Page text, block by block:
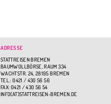
ADRESSE
STATTREISEN BREMEN
BAUMWOLLBÖRSE, RAUM 334
WACHTSTR. 24, 28195 BREMEN
TEL.: 0421 / 430 56 56
FAX: 0421 / 430 56 54
INFO(AT)STATTREISEN-BREMEN.DE